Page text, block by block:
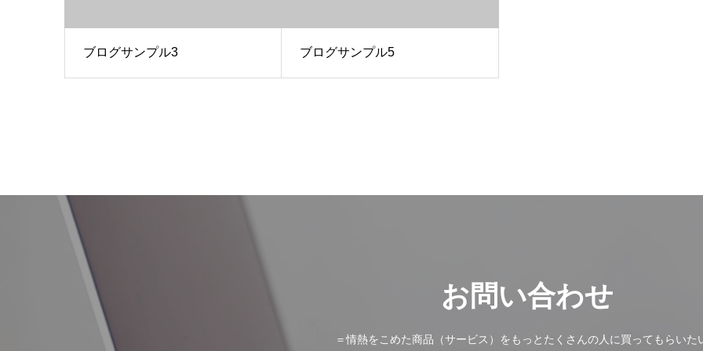
ブログサンプル3 ブログサンプル5
お問い合わせ
＝情熱をこめた商品（サービス）をもっとたくさんの人に買ってもらいた